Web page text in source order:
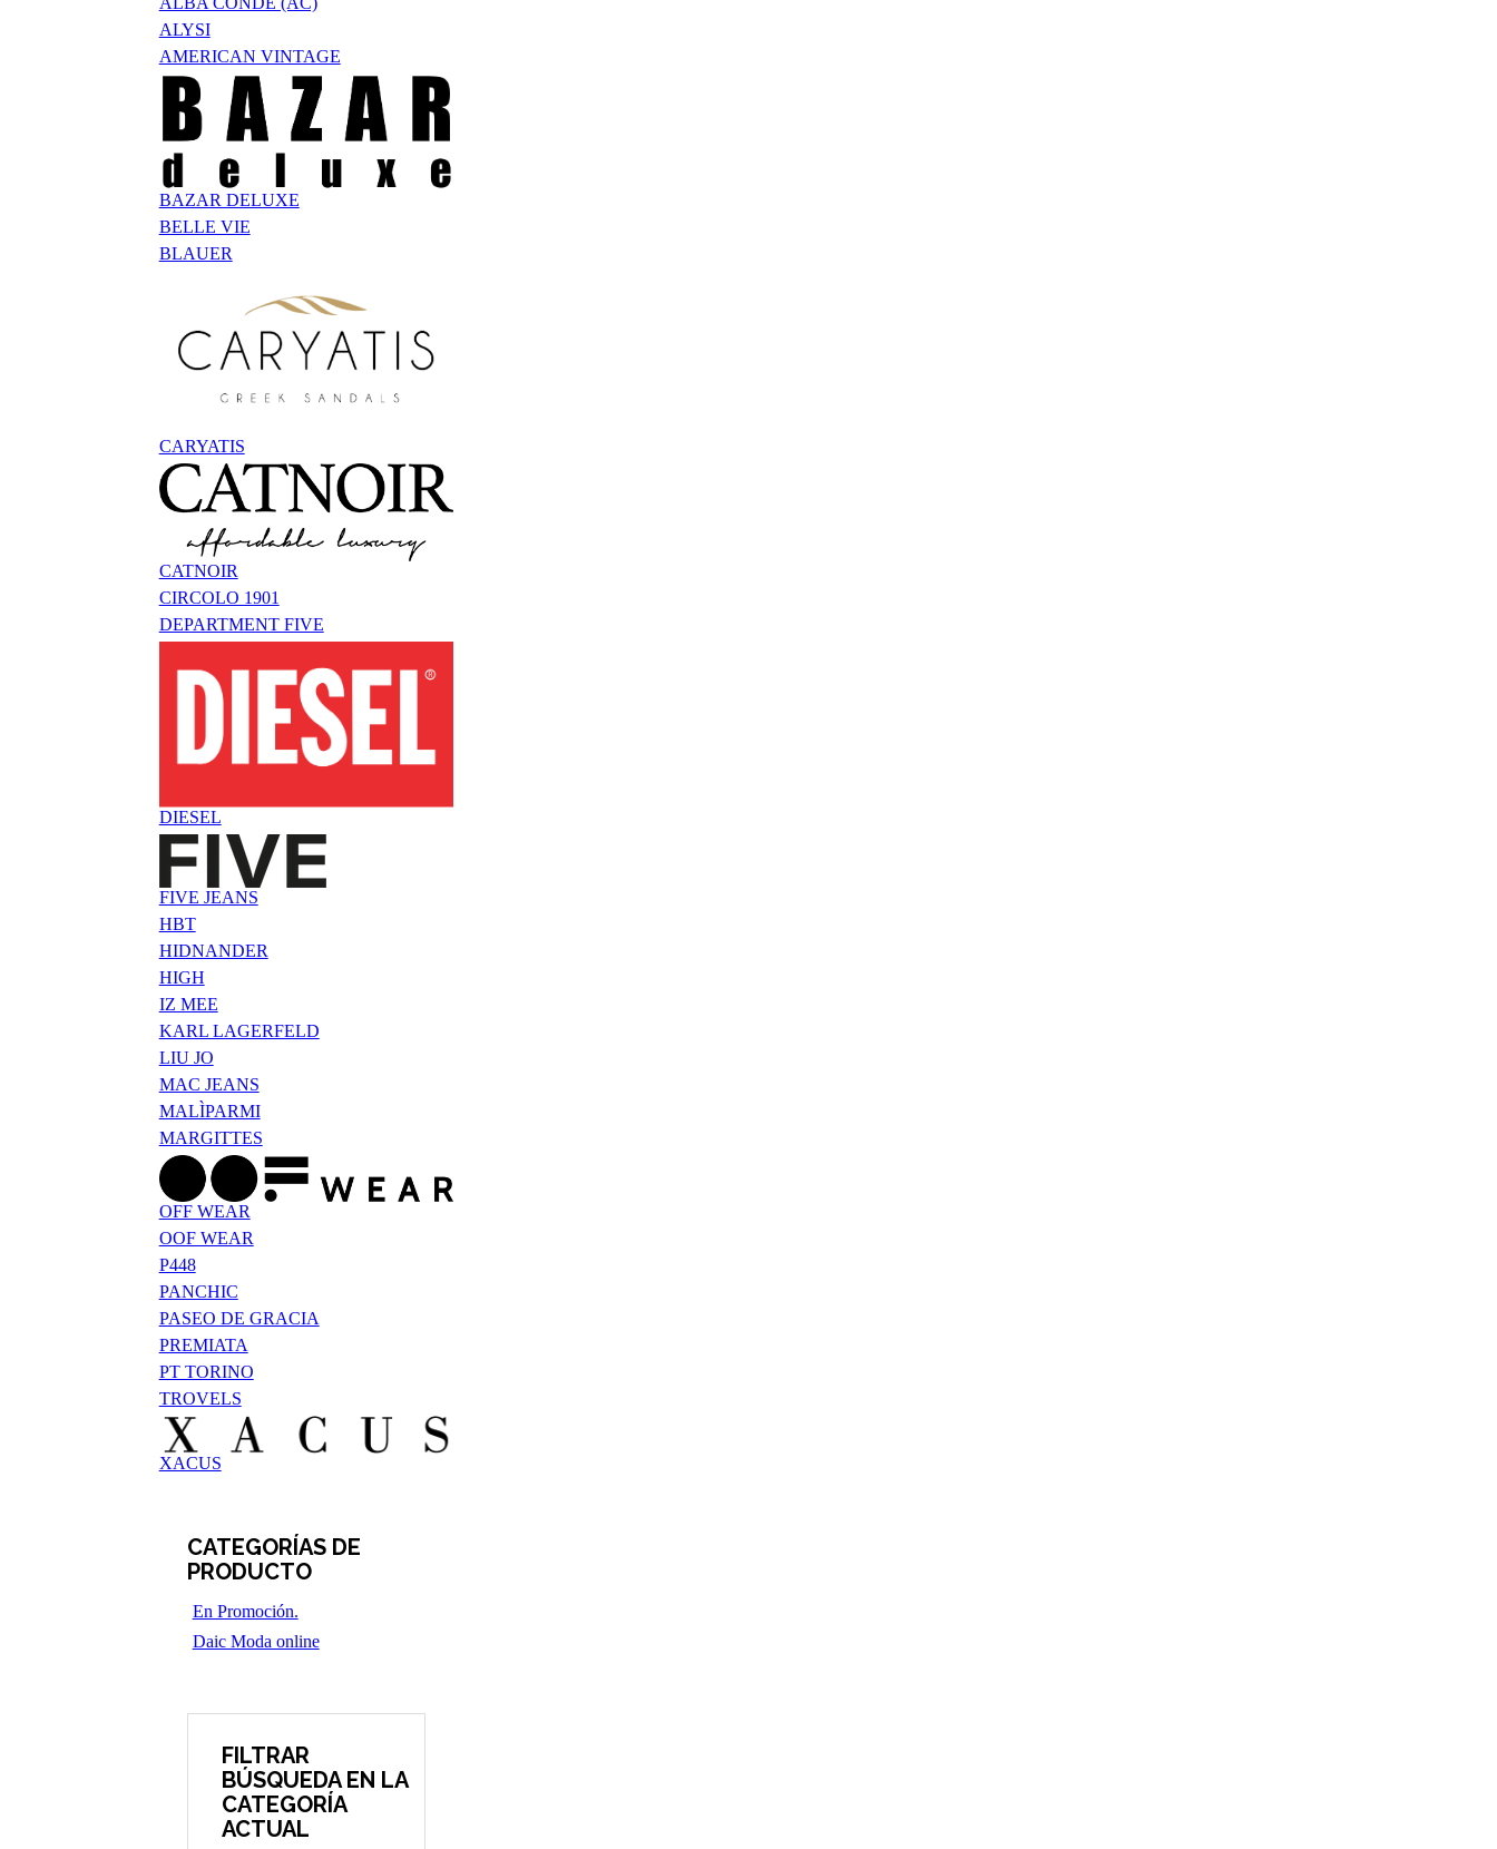
ALYSI
AMERICAN VINTAGE
BAZAR DELUXE
BELLE VIE
BLAUER
CARYATIS
CATNOIR
CIRCOLO 1901
DEPARTMENT FIVE
DIESEL
FIVE JEANS
HBT
HIDNANDER
HIGH
IZ MEE
KARL LAGERFELD
LIU JO
MAC JEANS
MALÌPARMI
MARGITTES
OFF WEAR
OOF WEAR
P448
PANCHIC
PASEO DE GRACIA
PREMIATA
PT TORINO
TROVELS
XACUS
CATEGORÍAS DE
PRODUCTO
En Promoción.
Daic Moda online
FILTRAR
BÚSQUEDA EN LA
CATEGORÍA
ACTUAL